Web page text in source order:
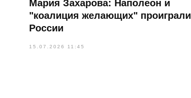
Мария Захарова: Наполеон и
"коалиция желающих" проиграли
России
15.07.2026 11:45